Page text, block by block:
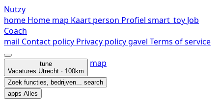
Nutzy
home Home map Kaart person Profiel smart_toy Job
Coach
mail Contact policy Privacy policygavel Terms of service
tune
Vacatures Utrecht · 100km
map
Zoek functies, bedrijven... search
apps Alles